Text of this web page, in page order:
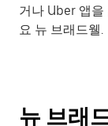
거나 Uber 앱을
요 뉴 브래드웰.
뉴 브래